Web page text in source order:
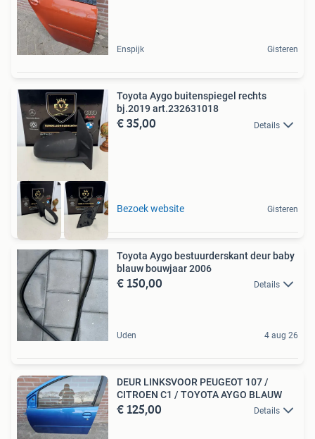
Enspijk Gisteren
Toyota Aygo buitenspiegel rechts
bj.2019 art.232631018
€ 35,00 Details
Bezoek website Gisteren
Toyota Aygo bestuurderskant deur baby
blauw bouwjaar 2006
€ 150,00 Details
Uden 4 aug 26
DEUR LINKSVOOR PEUGEOT 107 /
CITROEN C1 / TOYOTA AYGO BLAUW
€ 125,00 Details